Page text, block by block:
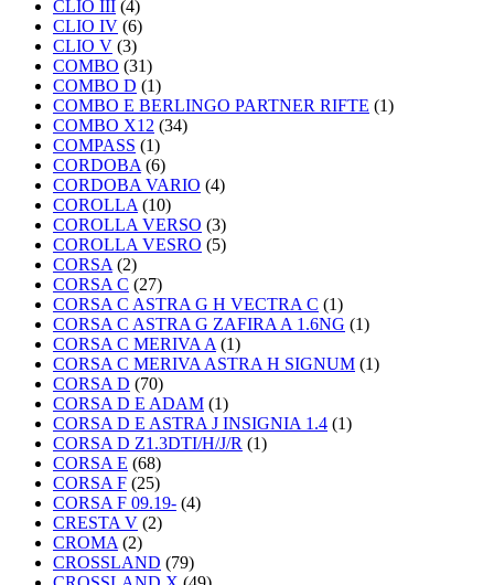
CLIO III (4)
CLIO IV (6)
CLIO V (3)
COMBO (31)
COMBO D (1)
COMBO E BERLINGO PARTNER RIFTE (1)
COMBO X12 (34)
COMPASS (1)
CORDOBA (6)
CORDOBA VARIO (4)
COROLLA (10)
COROLLA VERSO (3)
COROLLA VESRO (5)
CORSA (2)
CORSA C (27)
CORSA C ASTRA G H VECTRA C (1)
CORSA C ASTRA G ZAFIRA A 1.6NG (1)
CORSA C MERIVA A (1)
CORSA C MERIVA ASTRA H SIGNUM (1)
CORSA D (70)
CORSA D E ADAM (1)
CORSA D E ASTRA J INSIGNIA 1.4 (1)
CORSA D Z1.3DTI/H/J/R (1)
CORSA E (68)
CORSA F (25)
CORSA F 09.19- (4)
CRESTA V (2)
CROMA (2)
CROSSLAND (79)